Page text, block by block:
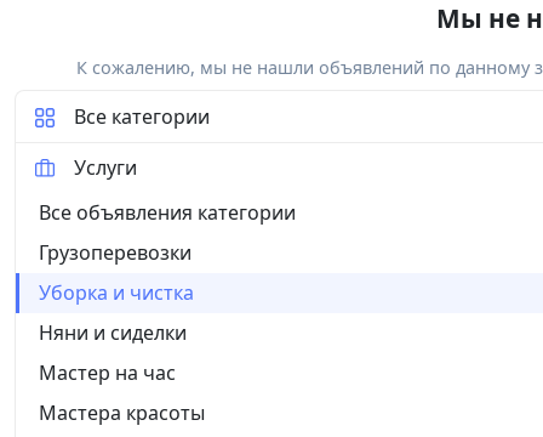
Мы не
К сожалению, мы не нашли объявлений по данному
Все категории
Услуги
Все объявления категории
Грузоперевозки
Уборка и чистка
Няни и сиделки
Мастер на час
Мастера красоты